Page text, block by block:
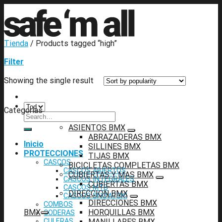
to
content
Search
for:
Inicio
PROTECCIONES
CASCOS
CASCOS ABIERTOS
CASCOS INTEGRALES
CASCOS MTB
CASCOS SNOW/SKI
COMBOS
CODERAS
Tienda / Products tagged “high”
Filter
Showing the single result
Categorías
BMX
ASIENTOS BMX
ABRAZADERAS BMX
SILLINES BMX
TIJAS BMX
BICICLETAS COMPLETAS BMX
CUBIERTAS Y MAS BMX
CUBIERTAS BMX
DIRECCION BMX
DIRECCIONES BMX
HORQUILLAS BMX